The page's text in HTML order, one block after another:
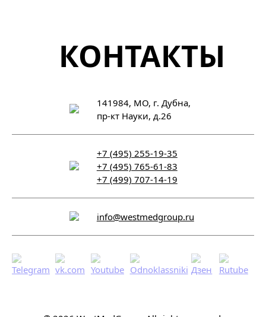
КОНТАКТЫ
141984, МО, г. Дубна,
пр-кт Науки, д.26
+7 (495) 255-19-35
+7 (495) 765-61-83
+7 (499) 707-14-19
info@westmedgroup.ru